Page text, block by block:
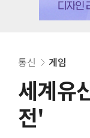
통신 게임
세계유
전'